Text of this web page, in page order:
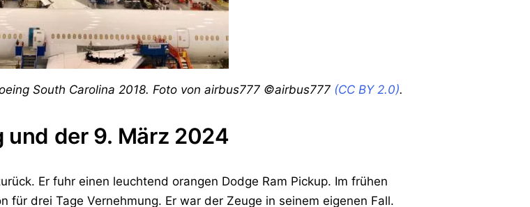
South Carolina 2018. Foto von airbus777 ©airbus777 (CC BY 2.0).
und der 9. März 2024
Er fuhr einen leuchtend orangen Dodge Ram Pickup. Im frühen
für drei Tage Vernehmung. Er war der Zeuge in seinem eigenen Fall.